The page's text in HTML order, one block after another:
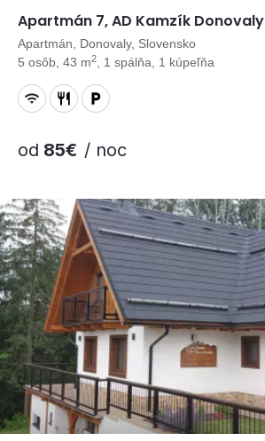
Apartmán 7, AD Kamzík Donovaly
Apartmán, Donovaly, Slovensko
5 osôb, 43 m2 , 1 spálňa, 1 kúpeľňa
od 85€ / noc